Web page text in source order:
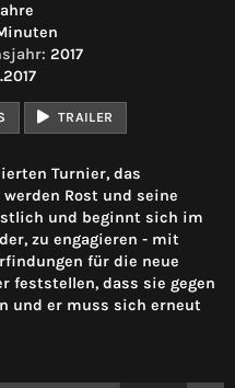
2017
TRAILER
Turnier, das
Rost und seine
und beginnt sich im
zu engagieren - mit
für die neue
feststellen, dass sie gegen
und er muss sich erneut